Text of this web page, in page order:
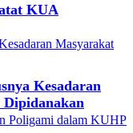
KUA
Kesadaran